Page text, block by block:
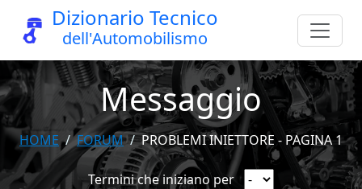
Dizionario Tecnico
dell'Automobilismo
Messaggio
HOME FORUM PROBLEMI INIETTORE - PAGINA 1
Termini che iniziano per